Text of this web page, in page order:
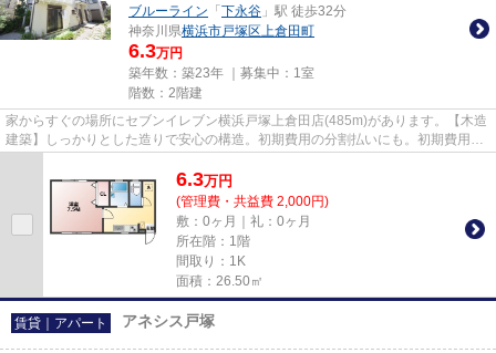
ブルーライン 「 下永谷 」駅 徒歩32分
神奈川県横浜市戸塚区上倉田町
6.3万円
築年数：築23年 ｜募集中： 1室
階数：2階建
家からすぐの場所にセブンイレブン横浜戸塚上倉田店(485m)があります。【木造
建築】しっかりとした造りで安心の構造。初期費用の分割払いにも。初期費用の
6.3万円
(管理費・共益費 2,000円)
敷：0ヶ月｜礼：0ヶ月
所在階：1階
間取り：1K
面積：26.50㎡
賃貸｜アパート アネシス戸塚